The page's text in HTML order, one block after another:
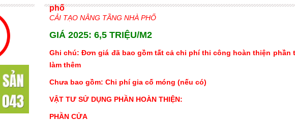
CẢI TẠO NÂNG TẦNG NHÀ PHỐ
GIÁ 2025: 6,5 TRIỆU/M2
Ghi chú: Đơn giá đã bao gồm tất cả chi phí thi công hoàn thiện phần
làm thêm
Chưa bao gồm: Chi phí gia cố móng (nếu có)
VẬT TƯ SỬ DỤNG PHẦN HOÀN THIỆN:
PHẦN CỬA
phố